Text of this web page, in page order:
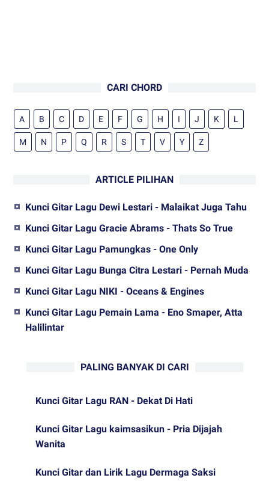
CARI CHORD
A B C D E F G H I J K L
M N P Q R S T V Y Z
ARTICLE PILIHAN
Kunci Gitar Lagu Dewi Lestari - Malaikat Juga Tahu
Kunci Gitar Lagu Gracie Abrams - Thats So True
Kunci Gitar Lagu Pamungkas - One Only
Kunci Gitar Lagu Bunga Citra Lestari - Pernah Muda
Kunci Gitar Lagu NIKI - Oceans & Engines
Kunci Gitar Lagu Pemain Lama - Eno Smaper, Atta
Halilintar
PALING BANYAK DI CARI
Kunci Gitar Lagu RAN - Dekat Di Hati
Kunci Gitar Lagu kaimsasikun - Pria Dijajah
Wanita
Kunci Gitar dan Lirik Lagu Dermaga Saksi